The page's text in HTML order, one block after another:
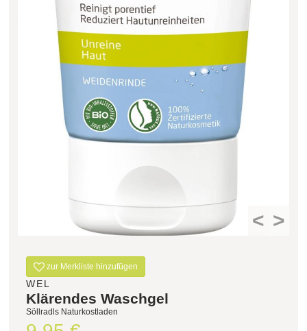
< >
zur Merkliste hinzufügen
WEL
Klärendes Waschgel
Söllradls Naturkostladen